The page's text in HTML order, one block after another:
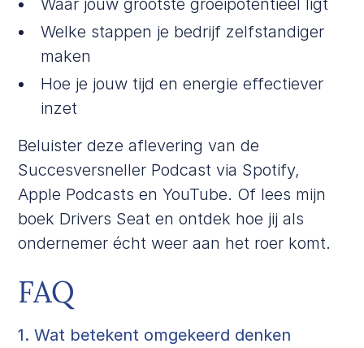
Welke stappen je bedrijf zelfstandiger
maken
Hoe je jouw tijd en energie effectiever
inzet
Beluister deze aflevering van de
Succesversneller Podcast via Spotify,
Apple Podcasts enYouTube. Of lees mijn
boek Drivers Seat en ontdek hoe jij als
ondernemer écht weer aan het roer komt.
FAQ
1. Wat betekent omgekeerd denken